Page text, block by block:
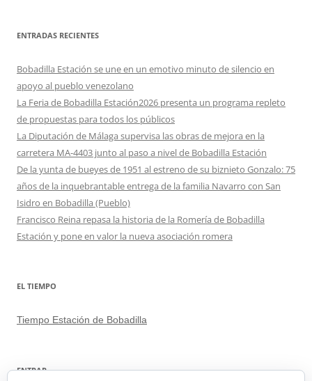
ENTRADAS RECIENTES
Bobadilla Estación se une en un emotivo minuto de silencio en
apoyo al pueblo venezolano
La Feria de Bobadilla Estación2026 presenta un programa repleto
de propuestas para todos los públicos
La Diputación de Málaga supervisa las obras de mejora en la
carretera MA-4403 junto al paso a nivel de Bobadilla Estación
De la yunta de bueyes de 1951 al estreno de su biznieto Gonzalo: 75
años de la inquebrantable entrega de la familia Navarro con San
Isidro en Bobadilla (Pueblo)
Francisco Reina repasa la historia de la Romería de Bobadilla
Estación y pone en valor la nueva asociación romera
EL TIEMPO
Tiempo Estación de Bobadilla
ENTRAR